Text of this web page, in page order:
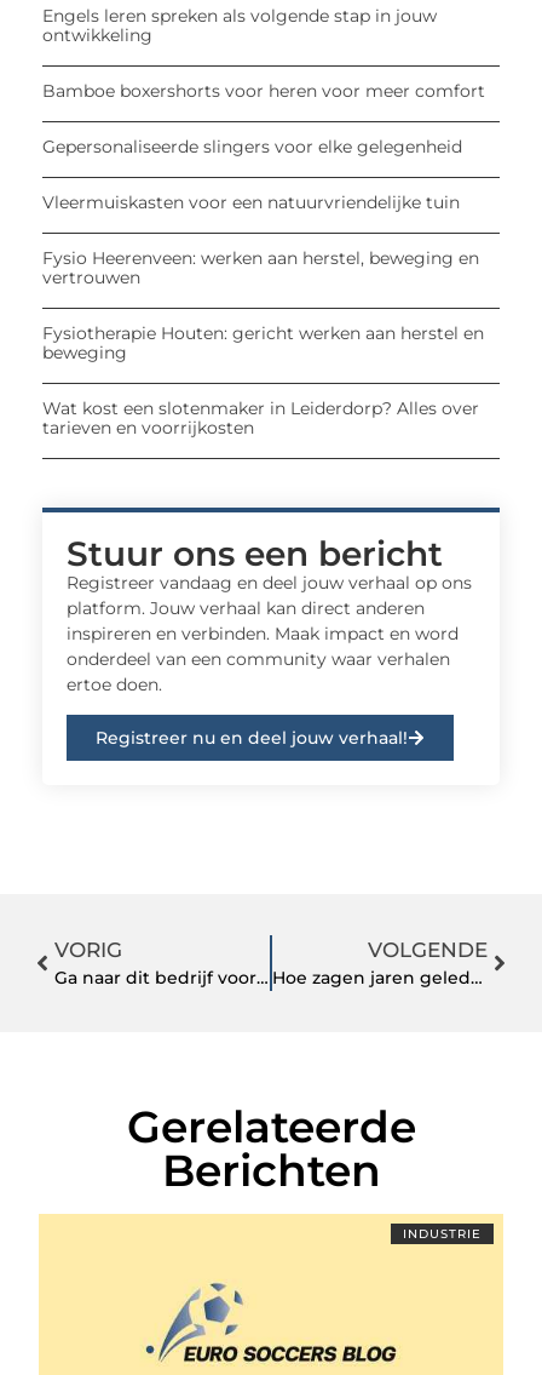
Engels leren spreken als volgende stap in jouw
ontwikkeling
Bamboe boxershorts voor heren voor meer comfort
Gepersonaliseerde slingers voor elke gelegenheid
Vleermuiskasten voor een natuurvriendelijke tuin
Fysio Heerenveen: werken aan herstel, beweging en
vertrouwen
Fysiotherapie Houten: gericht werken aan herstel en
beweging
Wat kost een slotenmaker in Leiderdorp? Alles over
tarieven en voorrijkosten
Stuur ons een bericht
Registreer vandaag en deel jouw verhaal op ons
platform. Jouw verhaal kan direct anderen
inspireren en verbinden. Maak impact en word
onderdeel van een community waar verhalen
ertoe doen.
Registreer nu en deel jouw verhaal!
VORIG
Ga naar dit bedrijf voor een perfecte horeca espresso koffiemachine in de buurt van Eindhoven!
VOLGENDE
Hoe zagen jaren geleden fietsen eruit?
Gerelateerde
Berichten
INDUSTRIE